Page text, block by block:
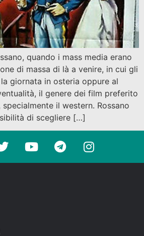
quando i mass media erano
di massa di là a venire, in cui gli
giornata in osteria oppure al
il genere dei film preferito
il western. Rossano
di scegliere […]